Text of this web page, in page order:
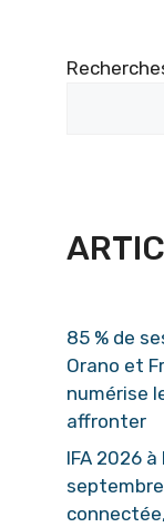
85 % de
Orano et
numérise
affronter
IFA 2026